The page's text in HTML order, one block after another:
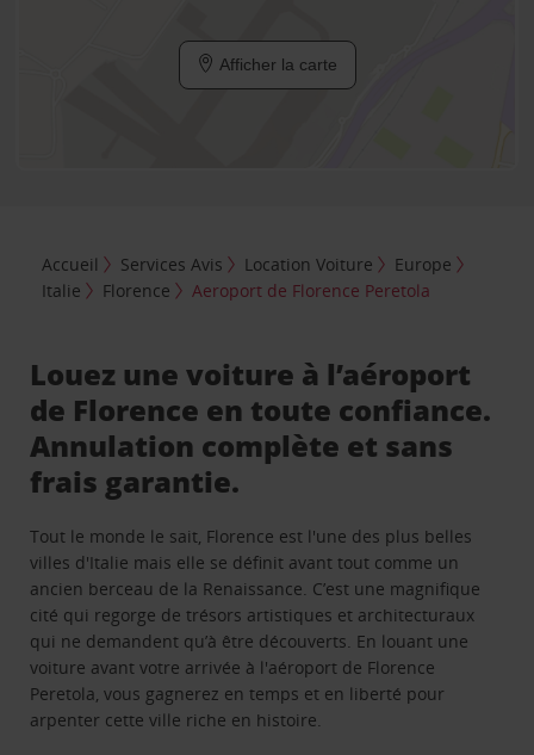
Afficher la carte
Accueil Services Avis Location Voiture
Europe
Italie
Florence Aeroport de Florence Peretola
Louez une voiture à l’aéroport
de Florence en toute confiance.
Annulation complète et sans
frais garantie.
Tout le monde le sait, Florence est l'une des plus belles
villes d'Italie mais elle se définit avant tout comme un
ancien berceau de la Renaissance. C’est une magnifique
cité qui regorge de trésors artistiques et architecturaux
qui ne demandent qu’à être découverts. En louant une
voiture avant votre arrivée à l'aéroport de Florence
Peretola, vous gagnerez en temps et en liberté pour
arpenter cette ville riche en histoire.